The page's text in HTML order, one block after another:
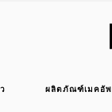
ผลิตภัณฑ์เมคอัพ